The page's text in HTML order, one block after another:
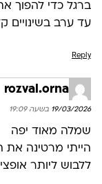
ברגל כדי להפוך
עד ערב בשינויים
Reply
rozval.orna
19/03/2026 בשעה 19:09
שמלה מאוד יפה
הייתי מרטינה
ללבוש ליותר